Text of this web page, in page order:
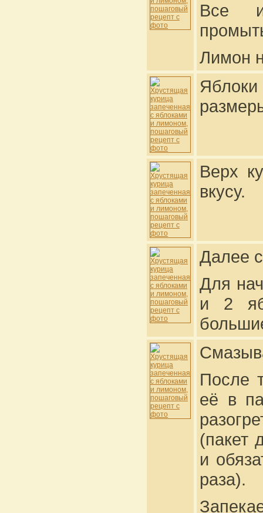
Все
Лимон
Верх
вкусу.
Далее
Для
и 2
После
её в
(пакет
и
раза).